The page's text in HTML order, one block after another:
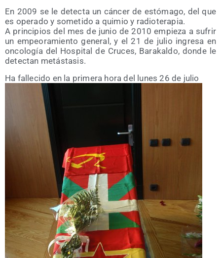
En 2009 se le detec­ta un cán­cer de estó­ma­go, del que
es ope­ra­do y some­ti­do a qui­mio y radioterapia.
A prin­ci­pios del mes de junio de 2010 empie­za a sufrir
un empeo­ra­mien­to gene­ral, y el 21 de julio ingre­sa en
onco­lo­gía del Hos­pi­tal de Cru­ces, Bara­kal­do, don­de le
detec­tan metástasis.
Ha falle­ci­do en la pri­me­ra hora del lunes 26 de julio